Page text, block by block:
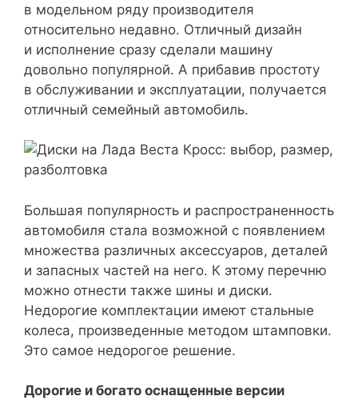
в модельном ряду производителя
относительно недавно. Отличный дизайн
и исполнение сразу сделали машину
довольно популярной. А прибавив простоту
в обслуживании и эксплуатации, получается
отличный семейный автомобиль.
Большая популярность и распространенность
автомобиля стала возможной с появлением
множества различных аксессуаров, деталей
и запасных частей на него. К этому перечню
можно отнести также шины и диски.
Недорогие комплектации имеют стальные
колеса, произведенные методом штамповки.
Это самое недорогое решение.
Дорогие и богато оснащенные версии